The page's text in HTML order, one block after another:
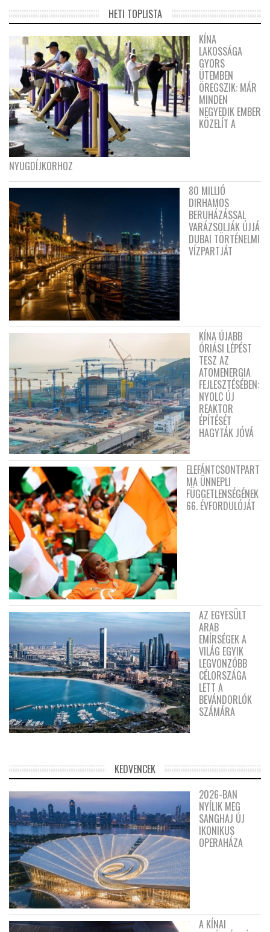
HETI TOPLISTA
KÍNA
LAKOSSÁGA
GYORS
ÜTEMBEN
ÖREGSZIK: MÁR
MINDEN
NEGYEDIK EMBER
KÖZELÍT A
NYUGDÍJKORHOZ
80 MILLIÓ
DIRHAMOS
BERUHÁZÁSSAL
VARÁZSOLJÁK ÚJJÁ
DUBAI TÖRTÉNELMI
VÍZPARTJÁT
KÍNA ÚJABB
ÓRIÁSI LÉPÉST
TESZ AZ
ATOMENERGIA
FEJLESZTÉSÉBEN:
NYOLC ÚJ
REAKTOR
ÉPÍTÉSÉT
HAGYTÁK JÓVÁ
ELEFÁNTCSONTPART
MA ÜNNEPLI
FÜGGETLENSÉGÉNEK
66. ÉVFORDULÓJÁT
AZ EGYESÜLT
ARAB
EMÍRSÉGEK A
VILÁG EGYIK
LEGVONZÓBB
CÉLORSZÁGA
LETT A
BEVÁNDORLÓK
SZÁMÁRA
KEDVENCEK
2026-BAN
NYÍLIK MEG
SANGHAJ ÚJ
IKONIKUS
OPERAHÁZA
A KÍNAI